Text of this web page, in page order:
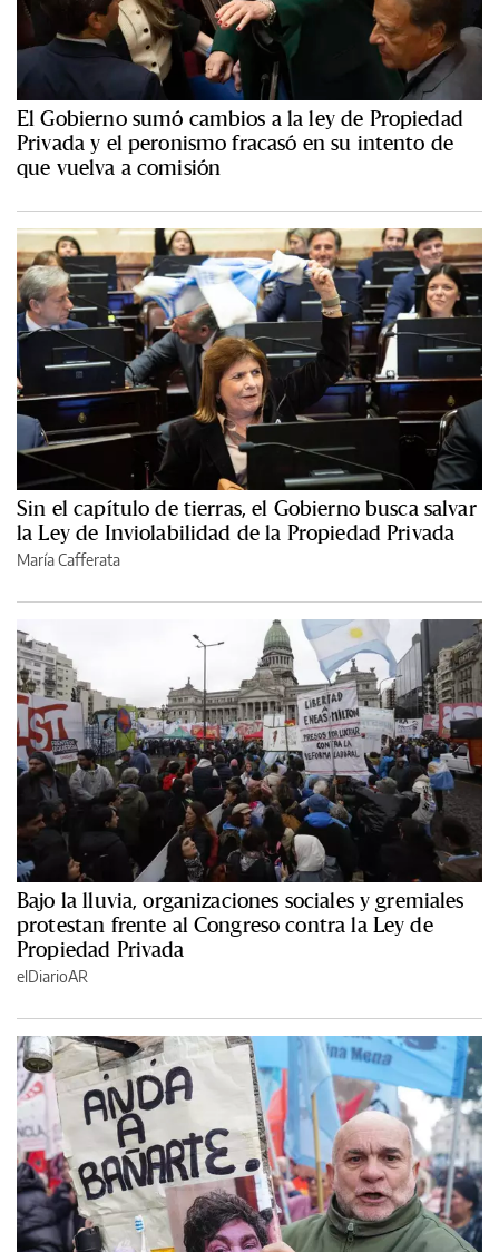
El Gobierno sumó cambios a la ley de Propiedad
Privada y el peronismo fracasó en su intento de
que vuelva a comisión
Sin el capítulo de tierras, el Gobierno busca salvar
la Ley de Inviolabilidad de la Propiedad Privada
María Cafferata
Bajo la lluvia, organizaciones sociales y gremiales
protestan frente al Congreso contra la Ley de
Propiedad Privada
elDiarioAR